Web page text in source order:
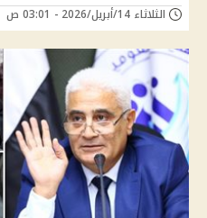
الثلاثاء 14/أبريل/2026 - 03:01 ص